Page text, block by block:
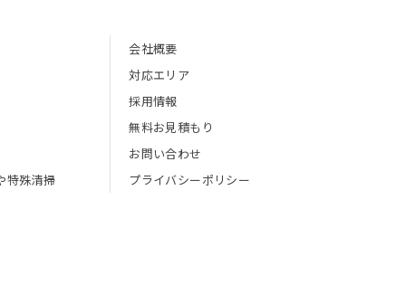
特殊清掃
会社概要
対応エリア
採用情報
無料お見積もり
お問い合わせ
プライバシーポリシー